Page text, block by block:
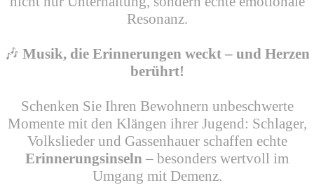
Resonanz.
🎶 Musik, die Erinnerungen weckt – und Herzen
berührt!
Schenken Sie Ihren Bewohnern unbeschwerte
Momente mit den Klängen ihrer Jugend: Schlager,
Volkslieder und Gassenhauer schaffen echte
Erinnerungsinseln – besonders wertvoll im
Umgang mit Demenz.